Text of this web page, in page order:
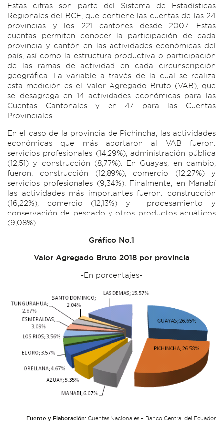
Estas cifras son parte del Sistema de Estadísticas
Regionales del BCE, que contiene las cuentas de las 24
provincias y los 221 cantones desde 2007. Estas
cuentas permiten conocer la participación de cada
provincia y cantón en las actividades económicas del
país, así como la estructura productiva o participación
de las ramas de actividad en cada circunscripción
geográfica. La variable a través de la cual se realiza
esta medición es el Valor Agregado Bruto (VAB), que
se desagrega en 14 actividades económicas para las
Cuentas Cantonales y en 47 para las Cuentas
Provinciales.
En el caso de la provincia de Pichincha, las actividades
económicas que más aportaron al VAB fueron:
servicios profesionales (14,29%), administración pública
(12,51) y construcción (8,77%). En Guayas, en cambio,
fueron: construcción (12,89%), comercio (12,27%) y
servicios profesionales (9,34%). Finalmente, en Manabí
las actividades más importantes fueron: construcción
(16,22%), comercio (12,13%) y procesamiento y
conservación de pescado y otros productos acuáticos
(9,08%).
Gráfico No.1
Valor Agregado Bruto 2018 por provincia
-En porcentajes-
Fuente y Elaboración: Cuentas Nacionales – Banco Central del Ecuador